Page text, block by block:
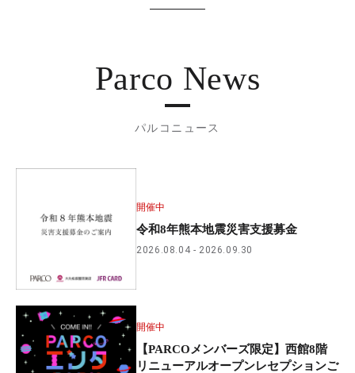
Parco News
パルコニュース
開催中
令和8年熊本地震災害支援募金
2026.08.04 2026.09.30
開催中
【PARCOメンバーズ限定】西館8階
リニューアルオープンレセプションご